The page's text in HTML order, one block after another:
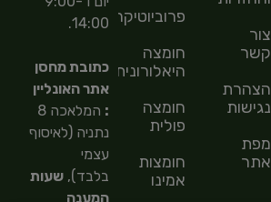
צור
קשר
הצהרת
נגישות
מפת
אתר
פרוביוטיקה
חומצה
היאלורונית
חומצה
פולית
חומצות
אמינו
14:00.
כתובת מחסן
אתר האונליין
:
המלאכה 8
נתניה (לאיסוף
עצמי
בלבד),שעות
המענה